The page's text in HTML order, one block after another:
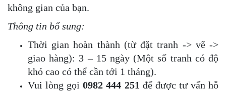
không gian của bạn.
Thông tin bổ sung:
Thời gian hoàn thành (từ đặt tranh -> vẽ ->
giao hàng): 3 – 15 ngày (Một số tranh có độ
khó cao có thể cần tới 1 tháng).
Vui lòng gọi0982 444 251 để được tư vấn hỗ